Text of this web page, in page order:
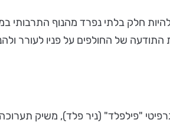
חלק בלתי נפרד מהנוף התרבותי
התודעה של החולפים על פניו לעורר
"פילפלד" (ניר פלד), משיק